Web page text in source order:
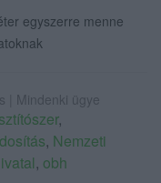
egyszerre menne
| Mindenki ügye
,
, Nemzeti
, obh